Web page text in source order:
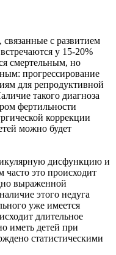
с развитием
у 15-20%
смертельным, но
прогрессирование
для репродуктивной
такого диагноза
фертильности
коррекции
можно будет
дисфункцию и
часто это происходит
выраженной
этого недуга
уже имеется
длительное
иметь детей при
статистическими